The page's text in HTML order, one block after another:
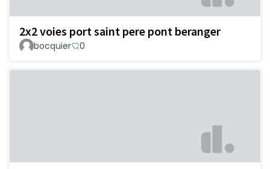
2x2 voies port saint pere pont beranger
bocquier 0